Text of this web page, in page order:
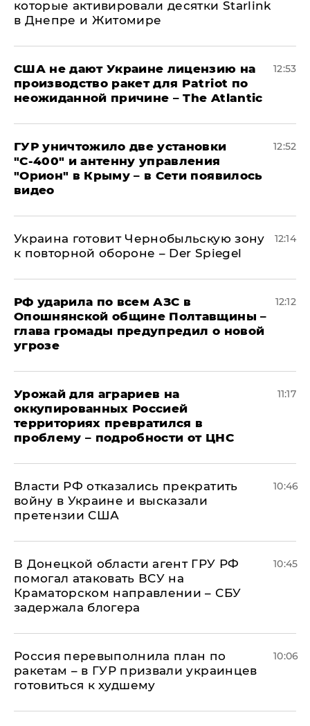
которые активировали десятки Starlink
в Днепре и Житомире
США не дают Украине лицензию на
производство ракет для Patriot по
неожиданной причине – The Atlantic
12:53
ГУР уничтожило две установки
"С‑400" и антенну управления
"Орион" в Крыму – в Сети появилось
видео
12:52
Украина готовит Чернобыльскую зону
к повторной обороне – Der Spiegel
12:14
РФ ударила по всем АЗС в
Опошнянской общине Полтавщины –
глава громады предупредил о новой
угрозе
12:12
Урожай для аграриев на
оккупированных Россией
территориях превратился в
проблему – подробности от ЦНС
11:17
Власти РФ отказались прекратить
войну в Украине и высказали
претензии США
10:46
В Донецкой области агент ГРУ РФ
помогал атаковать ВСУ на
Краматорском направлении – СБУ
задержала блогера
10:45
Россия перевыполнила план по
ракетам – в ГУР призвали украинцев
готовиться к худшему
10:06